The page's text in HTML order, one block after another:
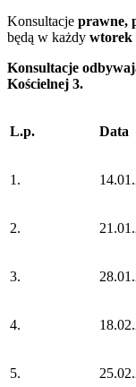
Konsultacje prawne,
będą w każdy wtorek
Konsultacje
Kościelnej 3.
L.p. Data
1.
2.
3.
4.
5.